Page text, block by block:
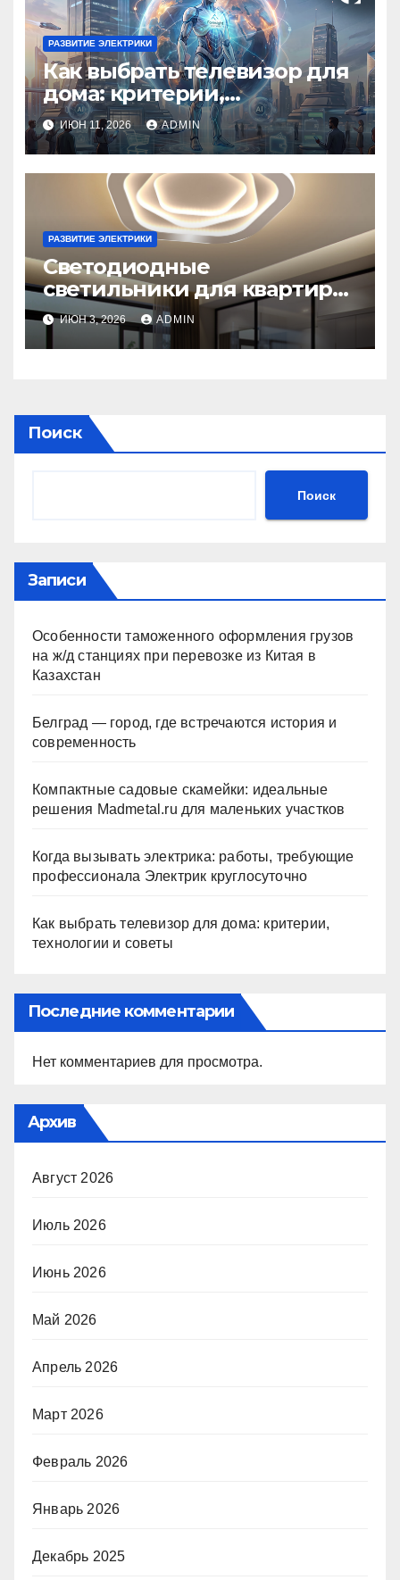
РАЗВИТИЕ ЭЛЕКТРИКИ
Как выбрать телевизор для
дома: критерии,
технологии и советы
ИЮН 11, 2026 ADMIN
РАЗВИТИЕ ЭЛЕКТРИКИ
Светодиодные
светильники для квартиры:
как выбрать, виды,
установка и экономия
ИЮН 3, 2026 ADMIN
Поиск
Поиск
Записи
Особенности таможенного оформления грузов
на ж/д станциях при перевозке из Китая в
Казахстан
Белград — город, где встречаются история и
современность
Компактные садовые скамейки: идеальные
решения Madmetal.ru для маленьких участков
Когда вызывать электрика: работы, требующие
профессионала Электрик круглосуточно
Как выбрать телевизор для дома: критерии,
технологии и советы
Последние комментарии
Нет комментариев для просмотра.
Архив
Август 2026
Июль 2026
Июнь 2026
Май 2026
Апрель 2026
Март 2026
Февраль 2026
Январь 2026
Декабрь 2025